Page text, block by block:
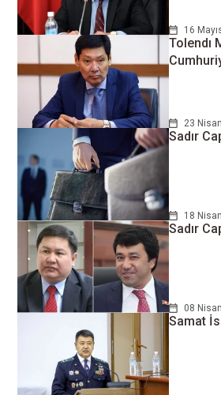
16
Tolendı
23
Sadır
18
Sadır
08
Samat